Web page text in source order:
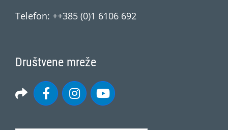
Telefon: ++385 (0)1 6106 692
Društvene mreže